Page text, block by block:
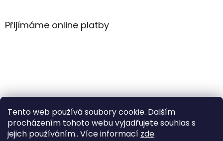
Tento web používá soubory cookie. Dalším
procházením tohoto webu vyjadřujete souhlas s
jejich používáním.. Více informací zde.
aPřijímáme online platby